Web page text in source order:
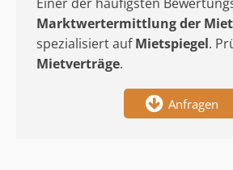
Marktwertermittlungder
spezialisiert aufMietspiegel.
Mietverträge.
Anfragen